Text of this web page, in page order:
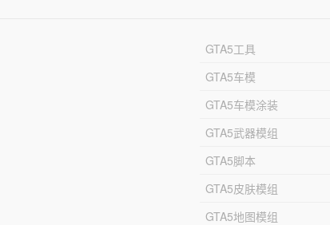
GTA5工具
GTA5车模
GTA5车模涂装
GTA5武器模组
GTA5脚本
GTA5皮肤模组
GTA5地图模组